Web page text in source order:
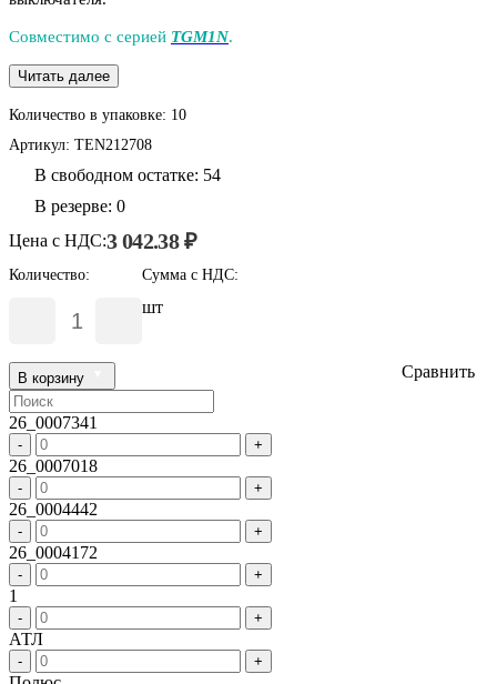
Совместимо с серией TGM1N.
Читать далее
Количество в упаковке: 10
Артикул: TEN212708
В свободном остатке: 54
В резерве: 0
Цена с НДС:3 042.38 ₽
Количество: Сумма с НДС:
шт
В корзину
26_0007341
- +
26_0007018
- +
26_0004442
- +
26_0004172
- +
1
- +
АТЛ
- +
Сравнить